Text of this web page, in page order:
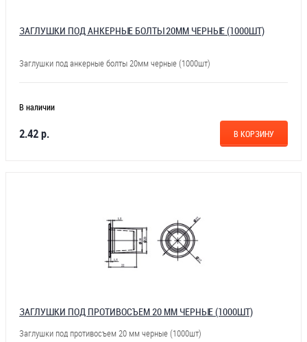
ЗАГЛУШКИ ПОД АНКЕРНЫЕ БОЛТЫ 20ММ ЧЕРНЫЕ (1000ШТ)
Заглушки под анкерные болты 20мм черные (1000шт)
В наличии
2.42 р. В КОРЗИНУ
ЗАГЛУШКИ ПОД ПРОТИВОСЪЕМ 20 ММ ЧЕРНЫЕ (1000ШТ)
Заглушки под противосъем 20 мм черные (1000шт)